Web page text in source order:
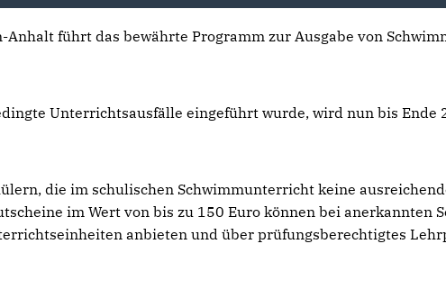
führt das bewährte Programm zur Ausgabe von
Unterrichtsausfälle eingeführt wurde, wird nun bis
die im schulischen Schwimmunterricht keine
im Wert von bis zu 150 Euro können bei anerkannten
anbieten und über prüfungsberechtigtes